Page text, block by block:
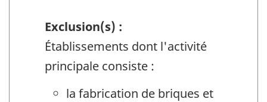
Exclusion(s) :
Établissements dont l'activité
principale consiste :
la fabrication de briques et